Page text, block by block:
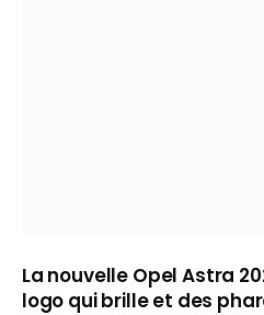
La nouvelle Opel Astra
logo qui brille et des